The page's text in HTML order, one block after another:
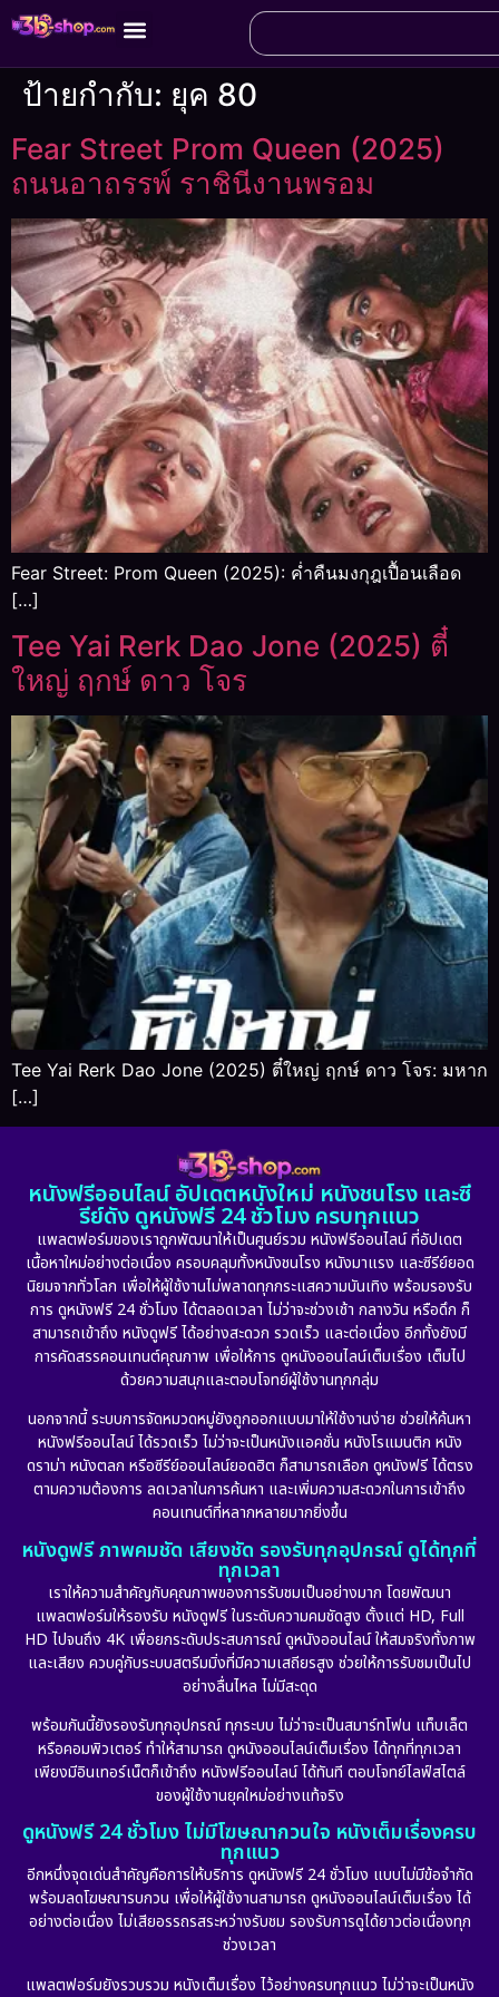
ป้ายกำกับ: ยุค 80
Fear Street Prom Queen (2025)
ถนนอาถรรพ์ ราชินีงานพรอม
Fear Street: Prom Queen (2025): ค่ำคืนมงกุฎเปื้อนเลือด
[…]
Tee Yai Rerk Dao Jone (2025) ตี๋
ใหญ่ ฤกษ์ ดาว โจร
Tee Yai Rerk Dao Jone (2025) ตี๋ใหญ่ ฤกษ์ ดาว โจร: มหาก
[…]
หนังฟรีออนไลน์ อัปเดตหนังใหม่ หนังชนโรง และซี
รีย์ดัง ดูหนังฟรี 24 ชั่วโมง ครบทุกแนว
แพลตฟอร์มของเราถูกพัฒนาให้เป็นศูนย์รวม หนังฟรีออนไลน์ ที่อัปเดต
เนื้อหาใหม่อย่างต่อเนื่อง ครอบคลุมทั้งหนังชนโรง หนังมาแรง และซีรีย์ยอด
นิยมจากทั่วโลก เพื่อให้ผู้ใช้งานไม่พลาดทุกกระแสความบันเทิง พร้อมรองรับ
การ ดูหนังฟรี 24 ชั่วโมง ได้ตลอดเวลา ไม่ว่าจะช่วงเช้า กลางวัน หรือดึก ก็
สามารถเข้าถึง หนังดูฟรี ได้อย่างสะดวก รวดเร็ว และต่อเนื่อง อีกทั้งยังมี
การคัดสรรคอนเทนต์คุณภาพ เพื่อให้การ ดูหนังออนไลน์เต็มเรื่อง เต็มไป
ด้วยความสนุกและตอบโจทย์ผู้ใช้งานทุกกลุ่ม
นอกจากนี้ ระบบการจัดหมวดหมู่ยังถูกออกแบบมาให้ใช้งานง่าย ช่วยให้ค้นหา
หนังฟรีออนไลน์ ได้รวดเร็ว ไม่ว่าจะเป็นหนังแอคชั่น หนังโรแมนติก หนัง
ดราม่า หนังตลก หรือซีรีย์ออนไลน์ยอดฮิต ก็สามารถเลือก ดูหนังฟรี ได้ตรง
ตามความต้องการ ลดเวลาในการค้นหา และเพิ่มความสะดวกในการเข้าถึง
คอนเทนต์ที่หลากหลายมากยิ่งขึ้น
หนังดูฟรี ภาพคมชัด เสียงชัด รองรับทุกอุปกรณ์ ดูได้ทุกที่
ทุกเวลา
เราให้ความสำคัญกับคุณภาพของการรับชมเป็นอย่างมาก โดยพัฒนา
แพลตฟอร์มให้รองรับ หนังดูฟรี ในระดับความคมชัดสูง ตั้งแต่ HD, Full
HD ไปจนถึง 4K เพื่อยกระดับประสบการณ์ ดูหนังออนไลน์ ให้สมจริงทั้งภาพ
และเสียง ควบคู่กับระบบสตรีมมิ่งที่มีความเสถียรสูง ช่วยให้การรับชมเป็นไป
อย่างลื่นไหล ไม่มีสะดุด
พร้อมกันนี้ยังรองรับทุกอุปกรณ์ ทุกระบบ ไม่ว่าจะเป็นสมาร์ทโฟน แท็บเล็ต
หรือคอมพิวเตอร์ ทำให้สามารถ ดูหนังออนไลน์เต็มเรื่อง ได้ทุกที่ทุกเวลา
เพียงมีอินเทอร์เน็ตก็เข้าถึง หนังฟรีออนไลน์ ได้ทันที ตอบโจทย์ไลฟ์สไตล์
ของผู้ใช้งานยุคใหม่อย่างแท้จริง
ดูหนังฟรี 24 ชั่วโมง ไม่มีโฆษณากวนใจ หนังเต็มเรื่องครบ
ทุกแนว
อีกหนึ่งจุดเด่นสำคัญคือการให้บริการ ดูหนังฟรี 24 ชั่วโมง แบบไม่มีข้อจำกัด
พร้อมลดโฆษณารบกวน เพื่อให้ผู้ใช้งานสามารถ ดูหนังออนไลน์เต็มเรื่อง ได้
อย่างต่อเนื่อง ไม่เสียอรรถรสระหว่างรับชม รองรับการดูได้ยาวต่อเนื่องทุก
ช่วงเวลา
แพลตฟอร์มยังรวบรวม หนังเต็มเรื่อง ไว้อย่างครบทุกแนว ไม่ว่าจะเป็นหนัง